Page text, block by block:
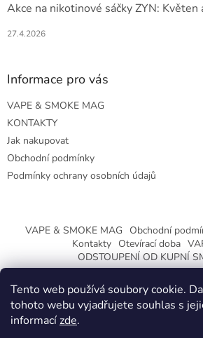
Tento web používá soubory cookie.
tohoto webu vyjadřujete souhlas s
informacízde.
Akce na nikotinové sáčky ZYN:
27.4.2026
Informace pro vás
VAPE & SMOKE MAG
KONTAKTY
Jak nakupovat
Obchodní podmínky
Podmínky ochrany osobních údajů
VAPE & SMOKE MAG Obchodní
Kontakty Otevírací doba
ODSTOUPENÍ OD KUPNÍ